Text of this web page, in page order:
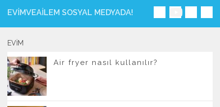
EVIMVEAILEM SOSYAL MEDYADA!
EVIM
Air fryer nasıl kullanılır?